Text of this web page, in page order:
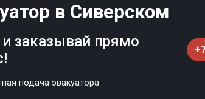
в Сиверском
заказывай прямо
подача эвакуатора